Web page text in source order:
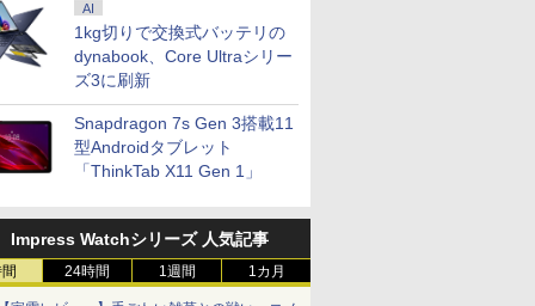
AI
1kg切りで交換式バッテリの
dynabook、Core Ultraシリー
ズ3に刷新
Snapdragon 7s Gen 3搭載11
型Androidタブレット
「ThinkTab X11 Gen 1」
Impress Watchシリーズ 人気記事
24時間 1週間 1カ月